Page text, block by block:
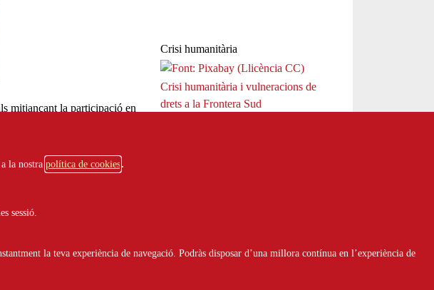
la nostra política de cookies
sessió.
la teva experiència de navegació. Podràs disposar d’una millora contínua en l’experiència de
mitjançant la participació en
Crisi humanitària
Crisi humanitària i vulneracions de
drets a la Frontera Sud
Finançaments